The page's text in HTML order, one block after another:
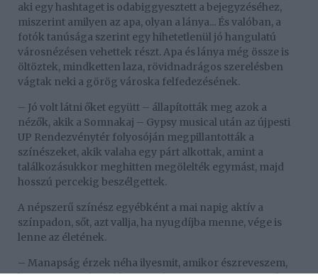
aki egy hashtaget is odabiggyesztett a bejegyzéséhez,
miszerint amilyen az apa, olyan a lánya... És valóban, a
fotók tanúsága szerint egy hihetetlenül jó hangulatú
városnézésen vehettek részt. Apa és lánya még össze is
öltöztek, mindketten laza, rövidnadrágos szerelésben
vágtak neki a görög városka felfedezésének.
– Jó volt látni őket együtt – állapították meg azok a
nézők, akik a Somnakaj – Gypsy musical után az újpesti
UP Rendezvénytér folyosóján megpillantották a
színészeket, akik valaha egy párt alkottak, amint a
találkozásukkor meghitten megölelték egymást, majd
hosszú percekig beszélgettek.
A népszerű színész egyébként a mai napig aktív a
színpadon, sőt, azt vallja, ha nyugdíjba menne, vége is
lenne az életének.
– Manapság érzek néha ilyesmit, amikor észreveszem,